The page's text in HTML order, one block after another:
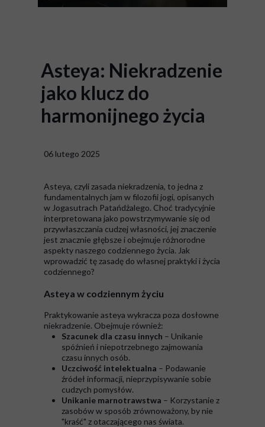
06 lutego 2025
Asteya: Niekradzenie
jako klucz do
harmonijnego życia
Asteya, czyli zasada niekradzenia, to jedna z
fundamentalnych jam w filozofii jogi, opisanych
w Jogasutrach Patańdżalego. Choć tradycyjnie
interpretowana jako powstrzymywanie się od
przywłaszczania cudzej własności, jej znaczenie
jest znacznie głębsze i obejmuje różnorodne
aspekty naszego codziennego życia. Jak
wprowadzić tę zasadę do własnej praktyki i życia
codziennego?
Asteya w codziennym życiu
Praktykowanie asteya wykracza poza dosłowne
niekradzenie. Obejmuje również:
Szacunek dla czasu innych – Unikanie
spóźnień i niepotrzebnego zajmowania
czasu innych osób.
Uczciwość intelektualna – Podawanie
źródeł informacji, nieprzypisywanie sobie
cudzych pomysłów.
Unikanie marnotrawstwa – Korzystanie z
zasobów w sposób zrównoważony, by nie
"kraść" z otaczającego nas świata.